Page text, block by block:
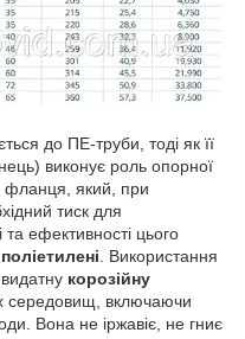
до ПЕ-труби, тоді як її
виконує роль опорної
фланця, який, при
тиск для
та ефективності цього
поліетилені. Використання
корозійну
середовищ, включаючи
Вона не іржавіє, не гниє